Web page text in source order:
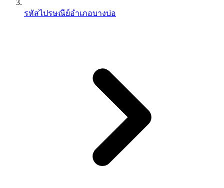
รหัสไปรษณีย์อำเภอบางบ่อ